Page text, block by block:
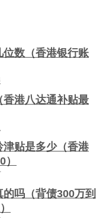
数（香港银行账
港八达通补贴最
津贴是多少（香港
吗（背债300万到